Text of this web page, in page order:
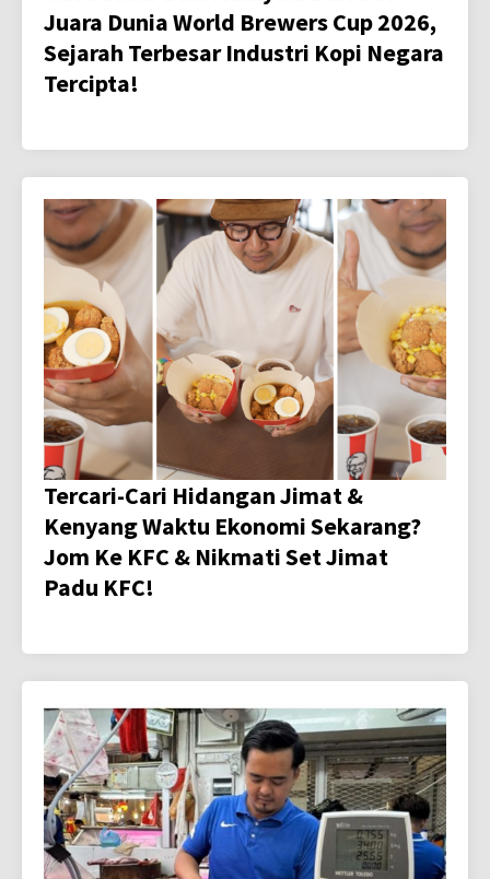
Juara Dunia World Brewers Cup 2026,
Sejarah Terbesar Industri Kopi Negara
Tercipta!
Tercari-Cari Hidangan Jimat &
Kenyang Waktu Ekonomi Sekarang?
Jom Ke KFC & Nikmati Set Jimat
Padu KFC!